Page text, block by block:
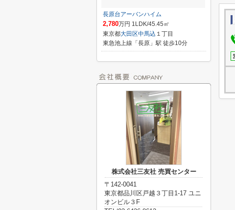
長原台アーバンハイム
2,780万円 1LDK/45.45㎡
東京都大田区中馬込 １丁目
東急池上線「長原」駅 徒歩10分
株式会社三友社 売買センター
〒142-0041
東京都品川区戸越３丁目1-17 ユニ
オンビル３F